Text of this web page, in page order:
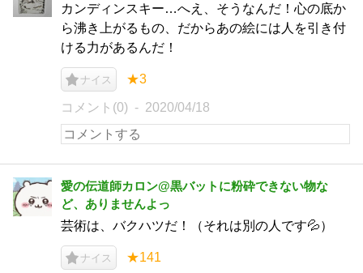
カンディンスキー…へえ、そうなんだ！心の底か
ら沸き上がるもの、だからあの絵には人を引き付
ける力があるんだ！
ナイス ★3
コメント(0) 2020/04/18
愛の伝道師カロン@黒バットに粉砕できない物な
ど、ありませんよっ
芸術は、バクハツだ！（それは別の人です💦）
ナイス ★141